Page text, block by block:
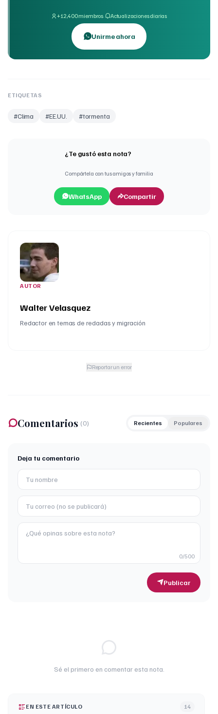
+12,400 miembros· Actualizaciones diarias
Unirme ahora
ETIQUETAS
#Clima #EE.UU. #tormenta
¿Te gustó esta nota?
Compártela con tus amigos y familia
WhatsApp Compartir
AUTOR
Walter Velasquez
Redactor en temas de redadas y migración
Reportar un error
Comentarios (0) Recientes Populares
Deja tu comentario
0/500
Publicar
Sé el primero en comentar esta nota.
EN ESTE ARTÍCULO 14